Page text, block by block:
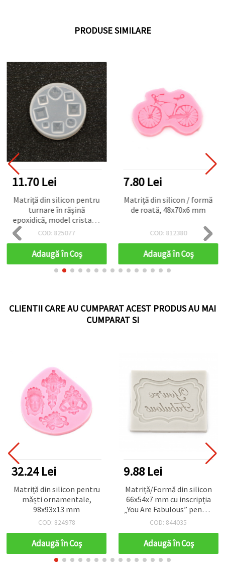
PRODUSE SIMILARE
11.70 Lei
Matriță din silicon pentru
turnare în rășină
epoxidică, model cristale,
59x10 mm
COD: 825077
Adaugă în Coş
7.80 Lei
Matriță din silicon / formă
de roată, 48x70x6 mm
COD: 812380
Adaugă în Coş
CLIENTII CARE AU CUMPARAT ACEST PRODUS AU MAI
CUMPARAT SI
32.24 Lei
Matriță din silicon pentru
măști ornamentale,
98x93x13 mm
COD: 824978
Adaugă în Coş
9.88 Lei
Matriță/Formă din silicon
66x54x7 mm cu inscripția
„You Are Fabulous” pentru
turnare în rășină, DIY
COD: 844035
Adaugă în Coş